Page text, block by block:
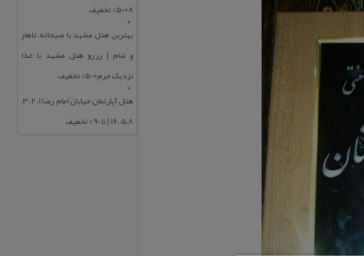
8+50% تخفیف
بهترین هتل مشهد با صبحانه، ناهار
و شام | رزرو هتل مشهد با غذا
نزدیک حرم+50% تخفیف
هتل آپارتمان خیابان امام رضا 1، 2، 3،
5،8 ،16 | تا 90 % تخفیف